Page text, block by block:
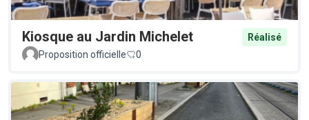
Kiosque au Jardin Michelet
Réalisé
Proposition officielle
0